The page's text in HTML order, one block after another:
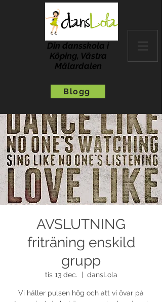
Din dansskola i
Köping, Västra
Mälardalen
Blogg
AVSLUTNING
friträning enskild
grupp
tis 13 dec. dansLola
Vi håller pulsen hög och att vi övar på